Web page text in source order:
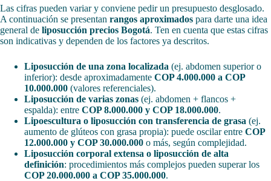
Las cifras pueden variar y conviene pedir un presupuesto desglosado.
A continuación se presentan rangos aproximados para darte una idea
general de liposucción precios Bogotá. Ten en cuenta que estas cifras
son indicativas y dependen de los factores ya descritos.
Liposucción de una zona localizada (ej. abdomen superior o
inferior): desde aproximadamente COP 4.000.000 a COP
10.000.000 (valores referenciales).
Liposucción de varias zonas (ej. abdomen + flancos +
espalda): entre COP 8.000.000 y COP 18.000.000.
Lipoescultura o liposucción con transferencia de grasa (ej.
aumento de glúteos con grasa propia): puede oscilar entre COP
12.000.000 y COP 30.000.000 o más, según complejidad.
Liposucción corporal extensa o liposucción de alta
definición: procedimientos más complejos pueden superar los
COP 20.000.000 a COP 35.000.000.